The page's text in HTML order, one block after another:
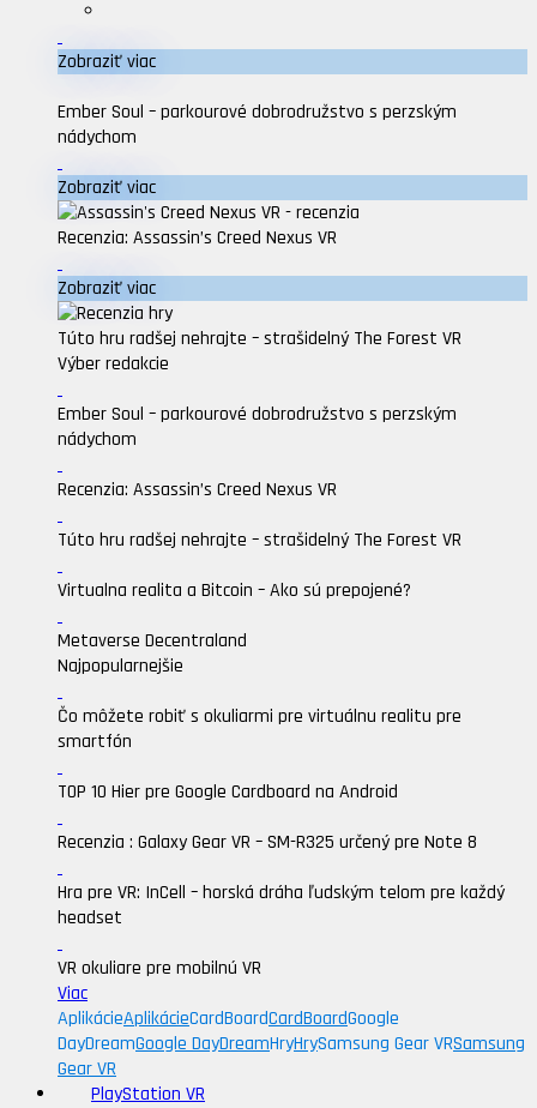
Zobraziť viac
Ember Soul – parkourové dobrodružstvo s perzským
nádychom
Zobraziť viac
Recenzia: Assassin’s Creed Nexus VR
Zobraziť viac
Túto hru radšej nehrajte – strašidelný The Forest VR
Výber redakcie
Ember Soul – parkourové dobrodružstvo s perzským
nádychom
Recenzia: Assassin’s Creed Nexus VR
Túto hru radšej nehrajte – strašidelný The Forest VR
Virtualna realita a Bitcoin – Ako sú prepojené?
Metaverse Decentraland
Najpopularnejšie
Čo môžete robiť s okuliarmi pre virtuálnu realitu pre
smartfón
TOP 10 Hier pre Google Cardboard na Android
Recenzia : Galaxy Gear VR – SM-R325 určený pre Note 8
Hra pre VR: InCell – horská dráha ľudským telom pre každý
headset
VR okuliare pre mobilnú VR
Viac
AplikácieAplikácieCardBoardCardBoardGoogle
DayDreamGoogle DayDreamHryHrySamsung Gear VRSamsung
Gear VR
PlayStation VR